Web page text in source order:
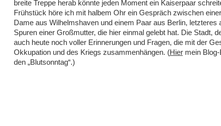
breite Treppe herab könnte jeden Moment ein Kaiserpaar
Frühstück höre ich mit halbem Ohr ein Gespräch zwischen
Dame aus Wilhelmshaven und einem Paar aus Berlin, letzteres
Spuren einer Großmutter, die hier einmal gelebt hat. Die Stadt,
auch heute noch voller Erinnerungen und Fragen, die mit der
Okkupation und des Kriegs zusammenhängen. (Hiermein Blog-
den „Blutsonntag“.)